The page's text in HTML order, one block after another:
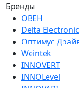
Бренды
ОВЕН
Delta
Оптимус
Weintek
INNOVERT
INNOLevel